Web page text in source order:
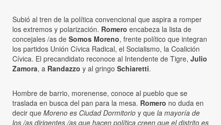
Subió al tren de la política convencional que aspira a romper
los extremos y polarización. Romero encabeza la lista de
concejales /as de Somos Moreno, frente político que integran
los partidos Unión Cívica Radical, el Socialismo, la Coalición
Cívica. El precandidato reconoce al Intendente de Tigre, Julio
Zamora, a Randazzo y al gringo Schiaretti.
Hombre de barrio, morenense, conoce al pueblo que se
traslada en busca del pan para la mesa. Romero no duda en
decir que Moreno es Ciudad Dormitorio y que la mayoría de
los /as dirigentes /as que hacen política creen que el distrito es